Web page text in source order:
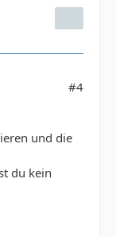
#4
und die
du kein